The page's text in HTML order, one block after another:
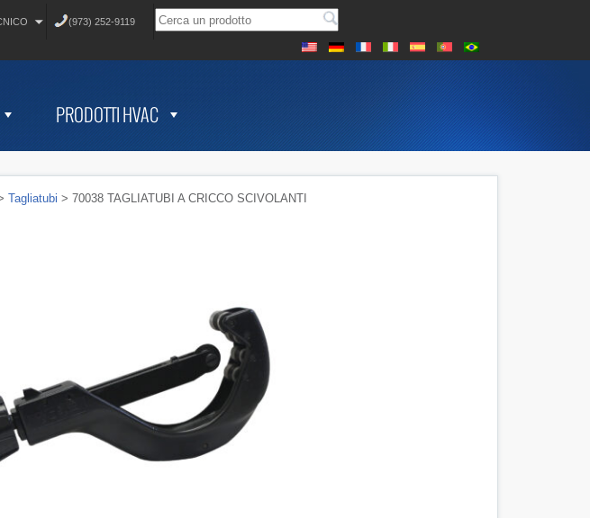
(973) 252-9119
PRODOTTI HVAC
Tagliatubi > 70038 TAGLIATUBI A CRICCO SCIVOLANTI